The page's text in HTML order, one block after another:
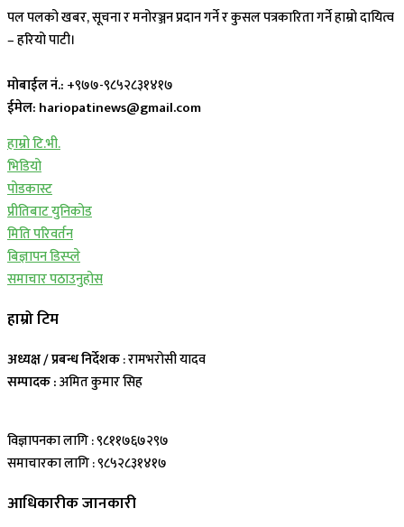
पल पलको खबर, सूचना र मनोरञ्जन प्रदान गर्ने र कुसल पत्रकारिता गर्ने हाम्रो दायित्व
– हरियो पाटी।
मोबाईल नं.: +९७७-९८५२८३१४१७
ईमेल: hariopatinews@gmail.com
हाम्रो टि.भी.
भिडियो
पोडकास्ट
प्रीतिबाट युनिकोड
मिति परिवर्तन
बिज्ञापन डिस्प्ले
समाचार पठाउनुहोस
हाम्रो टिम
अध्यक्ष / प्रबन्ध निर्देशक: रामभरोसी यादव
सम्पादक :अमित कुमार सिह
विज्ञापनका लागि : ९८११७६७२९७
समाचारका लागि : ९८५२८३१४१७
आधिकारीक जानकारी